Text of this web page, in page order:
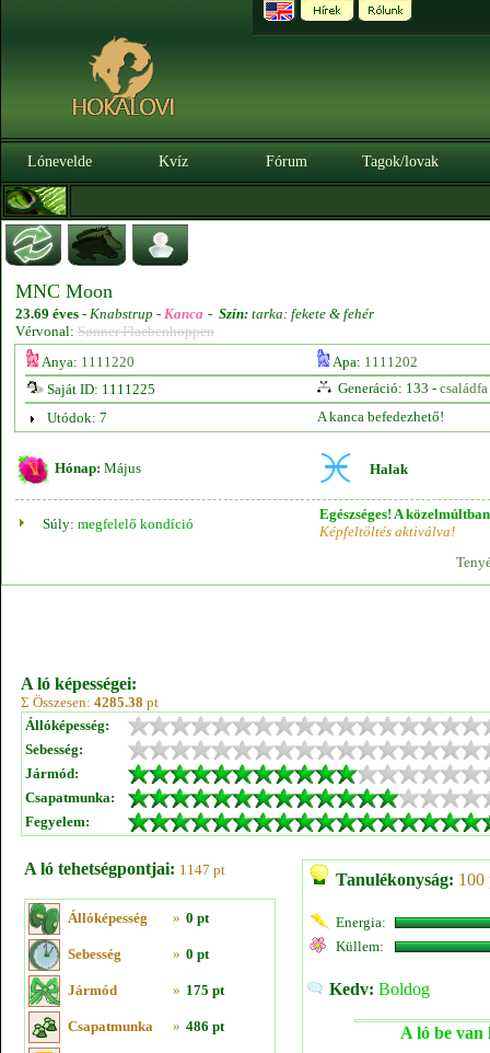
Lónevelde Kvíz Fórum Tagok/lovak
MNC Moon
23.69 éves - Knabstrup - Kanca - Szín: tarka: fekete & fehér
Vérvonal: Sønner Flaebenhoppen
Anya: 1111220 Apa: 1111202
Saját ID: 1111225
Generáció: 133 - családfa
Utódok: 7
A kanca befedezhető!
Hónap: Május Halak
Súly: megfelelő kondíció
Egészséges! A
Képfeltöltés aktiválva!
A ló képességei:
Σ Összesen: 4285.38 pt
Állóképesség:
Sebesség:
Jármód:
Csapatmunka:
Fegyelem:
A ló tehetségpontjai: 1147 pt
Állóképesség » 0 pt
Sebesség » 0 pt
Jármód » 175 pt
Csapatmunka » 486 pt
Tanulékonyság: 100
Energia:
Küllem:
Kedv: Boldog
A ló be van